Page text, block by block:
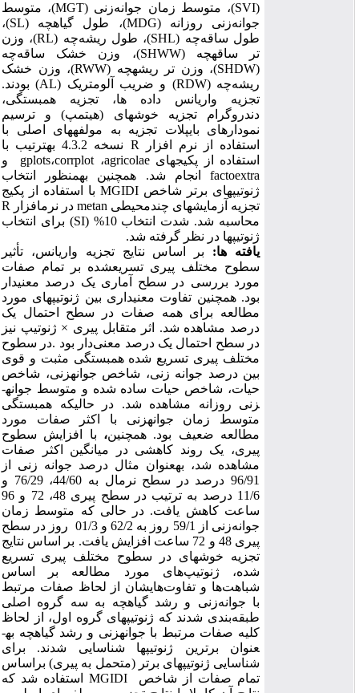
SVI
)، متوسط زمان جوانه‌زنی (
MGT
)، متوسط
جوانه‌زنی روزانه
MDG)،طول گیاهچه SL
)،
طول ساقه‌چه(
SHL
)، طول ریشه‌چه ( RL)، وزن
تر ساقه­چه (
SHWW)، وزن خشک ساقه‌چه
SHDW)، وزن تر ریشه­چه ( RWW)، وزن خشک
ریشه‌چه ( RDW) و ضریب آلومتریک ( AL) بودند.
تجزیه واریانس داده ­ها، تجزیه همبستگی،
دندروگرام تجزیه خوشه­ای (هیت­مپ) و ترسیم
نمودارهای بای­پلات تجزیه به مولفه­های اصلی با
استفاده از نرم افزار
نسخه 4.3.2 به­ترتیب با
استفاده از پکیج­هایagricolae،corrplot،gplots
factoextra
انجام شد. همچنین به­منظورانتخاب
ژنوتیپ­های برتر شاخص MGIDIبا استفاده از پکیج
تجزیه آزمایش­هایچندمحیطی metan درنرم­افزارR
محاسبه شد. شدت انتخاب 10% (
SI) برای انتخاب
ژنوتیپ­هادر نظر گرفته شد.
یافته ­ها: بر اساس نتایج تجزیه واریانس، تأثیر
سطوح مختلف پیری تسریع­شده بر تمام صفات
مورد بررسی در سطح آمارییکدرصد معنی­دار
بود. همچنین تفاوت معنی­داری بین ژنوتیپ­های مورد
مطالعه برای همه صفات در سطح احتمال یک
درصد مشاهده شد. اثر متقابل پیری × ژنوتیپ نیز
در سطح احتمال یک درصد معنی‌دار بود.در سطوح
مختلف پیری تسریع شده همبستگی مثبت و قوی
بین درصد جوانه­ زنی، شاخص جوانه­­زنی، شاخص
حیات، شاخص حیات ساده شده و متوسط جوانه­
زنی روزانه مشاهده شد.
در حالیکه همبستگی
متوسط زمان جوانه­زنی با اکثر صفات مورد
مطالعه ضعیف بود. همچنین،با افزایش سطوح
پیری، یک روند کاهشی در میانگین اکثر صفات
مشاهده شد، به­عنوان مثال درصد جوانه ­زنی از
96/91 درصد در سطح نرمال به 44/60، 76/29 و
11/6 درصد به ترتیب در سطح پیری 48، 72 و 96
ساعت کاهش یافت. در حالی که متوسط زمان
جوانه‌زنی از 59/1 روز به 62/2 و 01/3 روز در سطح
پیری 48 و 72 ساعت افزایش یافت
. بر اساس نتایج
تجزیه خوشه­ای­ در سطوح مختلف پیری تسریع
شده، ژنوتیپ‌های مورد مطالعه بر اساس
شباهت‌ها و تفاوت‌هایشان از لحاظ صفات مرتبط
با جوانه‌زنی و رشد گیاهچه به سه گروه اصلی
طبقه‌بندی شدند که ژنوتیپ­های گروه اول، از لحاظ
کلیه صفات مرتبط با جوانه­زنی و رشد گیاهچه به­
عنوان برترین ژنوتیپ­ها شناسایی شدند.
برای
شناسایی ژنوتیپ­های برتر (متحمل به پیری) براساس
تمام صفات از شاخص
MGIDI استفاده شد که